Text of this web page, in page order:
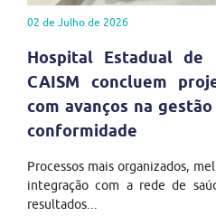
02 de Julho de 2026
Hospital Estadual de
CAISM concluem
com avanços na
conformidade
Processos mais organizados,
integração com a rede de
resultados...